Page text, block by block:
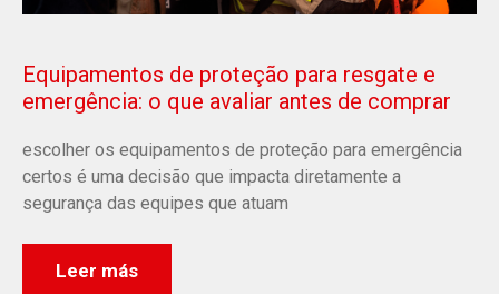
Equipamentos de proteção para resgate e
emergência: o que avaliar antes de comprar
escolher os equipamentos de proteção para emergência
certos é uma decisão que impacta diretamente a
segurança das equipes que atuam
Leer más